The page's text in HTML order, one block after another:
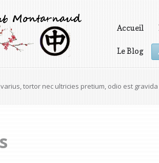
Accueil
Le Blog
tortor nec ultricies pretium, odio est